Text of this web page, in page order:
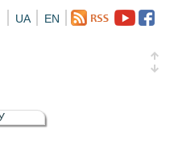
EN
UA
(ISIN UA5000016726)